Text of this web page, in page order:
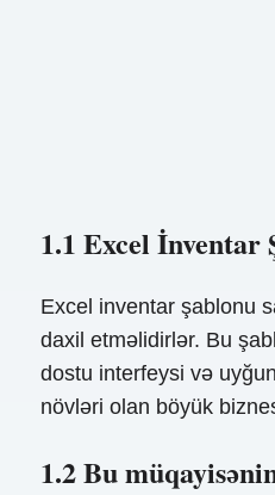
1.1 Excel İnventar
Excel inventar şablonu
daxil etməlidirlər. Bu
dostu interfeysi və
növləri olan böyük
1.2 Bu